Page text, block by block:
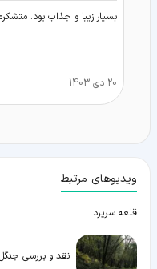
بسیار زیبا و جذاب بود.
20 دی 1403
ویدیوهای مرتبط
قلعه سریزد
نقد و بررسی